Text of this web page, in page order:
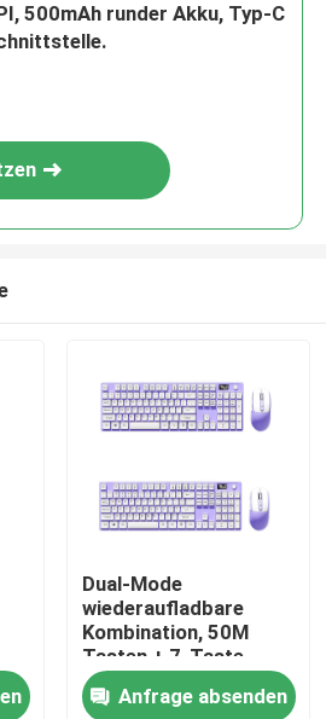
500mAh runder Akku, Typ-C
Dual-Mode
wiederaufladbare
Kombination, 50M
Tasten + 7-Taste
Maus, Typ-C
Schnellladung
Anfrage absenden